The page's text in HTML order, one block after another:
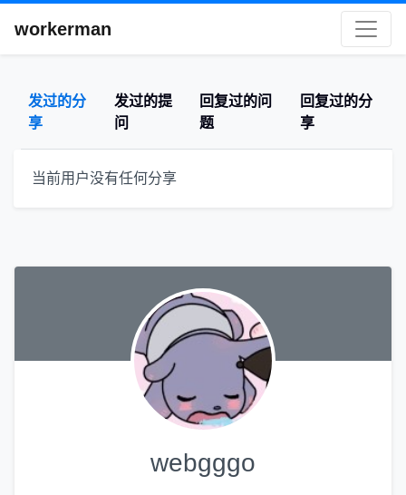
workerman
发过的分
享
发过的提
问
回复过的问
题
回复过的分
享
当前用户没有任何分享
webgggo